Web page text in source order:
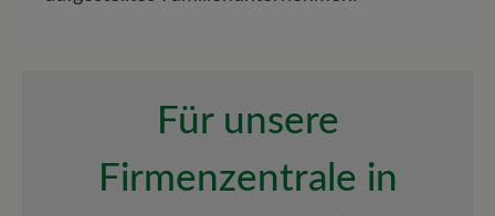
Für unsere
Firmenzentrale in